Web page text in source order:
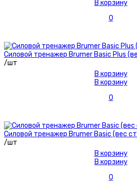
В корзину
0
Силовой тренажер Brumer Basic Plus
/шт
В корзину
В корзину
0
Силовой тренажер Brumer Basic (вес
/шт
В корзину
В корзину
0